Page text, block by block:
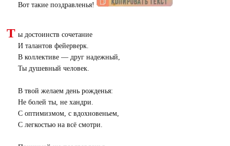
Вот такие поздравленья!
Т ы достоинств сочетание
И талантов фейерверк.
В коллективе — друг надежный,
Ты душевный человек.
В твой желаем день рожденья:
Не болей ты, не хандри.
С оптимизмом, с вдохновеньем,
С легкостью на всё смотри.